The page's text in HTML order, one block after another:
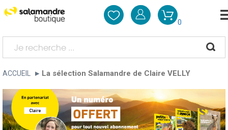
0
ACCUEIL La sélection Salamandre de Claire VELLY